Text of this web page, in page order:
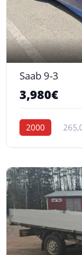
Saab 9-3
3,980€
2000